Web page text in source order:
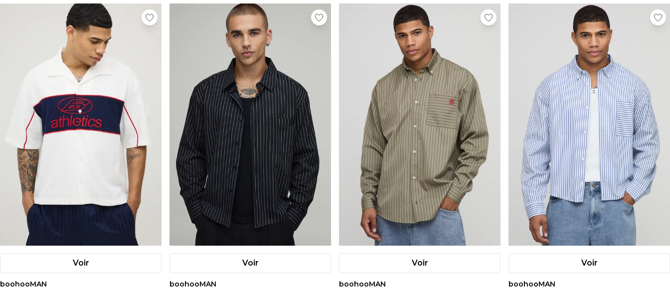
Voir
boohooMAN
Voir
boohooMAN
Voir
boohooMAN
Voir
boohooMAN